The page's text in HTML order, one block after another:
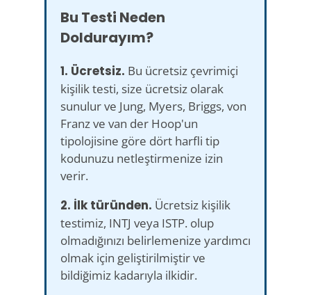
Bu Testi Neden
Doldurayım?
1. Ücretsiz. Bu ücretsiz çevrimiçi
kişilik testi, size ücretsiz olarak
sunulur ve Jung, Myers, Briggs, von
Franz ve van der Hoop'un
tipolojisine göre dört harfli tip
kodunuzu netleştirmenize izin
verir.
2. İlk türünden. Ücretsiz kişilik
testimiz, INTJ veya ISTP. olup
olmadığınızı belirlemenize yardımcı
olmak için geliştirilmiştir ve
bildiğimiz kadarıyla ilkidir.